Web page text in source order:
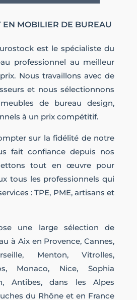
EN MOBILIER DE BUREAU
est le spécialiste du
professionnel au meilleur
Nous travaillons avec de
et nous sélectionnons
de bureau design,
à un prix compétitif.
sur la fidélité de notre
fait confiance depuis nos
tout en œuvre pour
tous les professionnels qui
: TPE, PME, artisans et
une large sélection de
à Aix en Provence, Cannes,
Menton, Vitrolles,
Monaco, Nice, Sophia
Antibes, dans les Alpes
du Rhône et en France